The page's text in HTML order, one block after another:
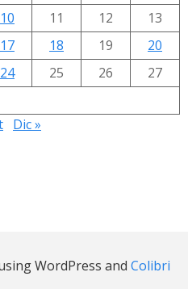
10 11 12
13
17 18 19
20
24 25 26
27
Dic »
WordPress and Colibri